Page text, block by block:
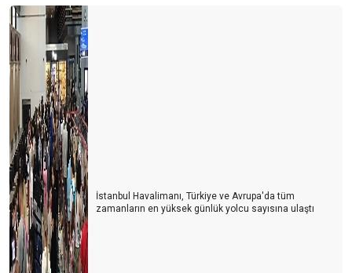
İstanbul Havalimanı, Türkiye ve Avrupa'da tüm
zamanların en yüksek günlük yolcu sayısına ulaştı